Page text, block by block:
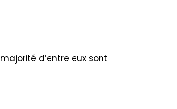
d’entre eux sont